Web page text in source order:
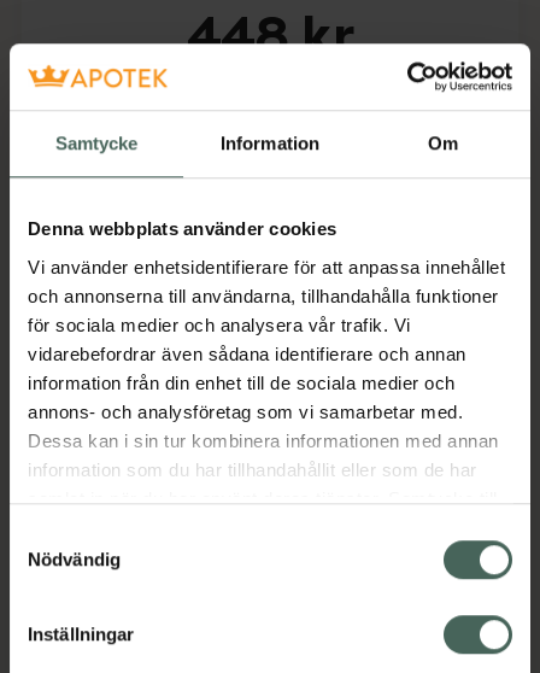
Samtycke Information Om
Denna webbplats använder cookies
Vi använder enhetsidentifierare för att anpassa innehållet
och annonserna till användarna, tillhandahålla funktioner
för sociala medier och analysera vår trafik. Vi
vidarebefordrar även sådana identifierare och annan
information från din enhet till de sociala medier och
annons- och analysföretag som vi samarbetar med.
Dessa kan i sin tur kombinera informationen med annan
information som du har tillhandahållit eller som de har
samlat in när du har använt deras tjänster. Samtycke till
återkalla ditt samtycke via webbplatsens
cookieinställningar. Ett återkallat samtycke påverkar inte
lagligheten av behandling som skett innan återkallelsen.
Nödvändig
Inställningar
448 kr
Köp via ditt recept
Aktuella erbjudanden
Beskrivning Dölj
Läs alltid bipacksedeln innan
användning.
EAN:05055565703977
Bipacksedel från FASS Visa